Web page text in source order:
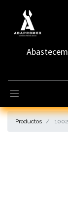
Productos